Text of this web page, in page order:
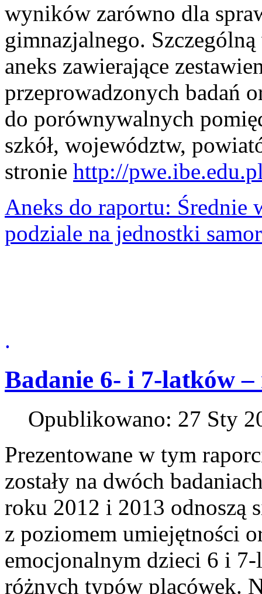
wyników zarówno dla
gimnazjalnego.
aneks zawierające
przeprowadzonych badań
do porównywalnych
szkół, województw,
stronie http://
Aneks do raportu:
podziale na jednostki
.
Badanie 6- i 7-latków
Opublikowano: 27 Sty
Prezentowane w tym
zostały na dwóch
roku 2012 i 2013 odnoszą
z poziomem umiejętności
emocjonalnym dzieci 6 i
różnych typów placówek.